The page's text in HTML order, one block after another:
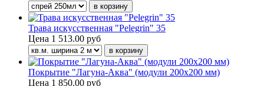
Трава искусственная "Pelegrin" 35
Цена 1 513.00 руб
Покрытие "Лагуна-Аква" (модули 200х200 мм)
Цена 1 850.00 руб